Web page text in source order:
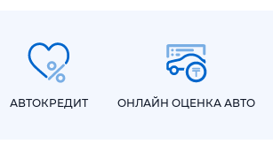
АВТОКРЕДИТ ОНЛАЙН ОЦЕНКА АВТО